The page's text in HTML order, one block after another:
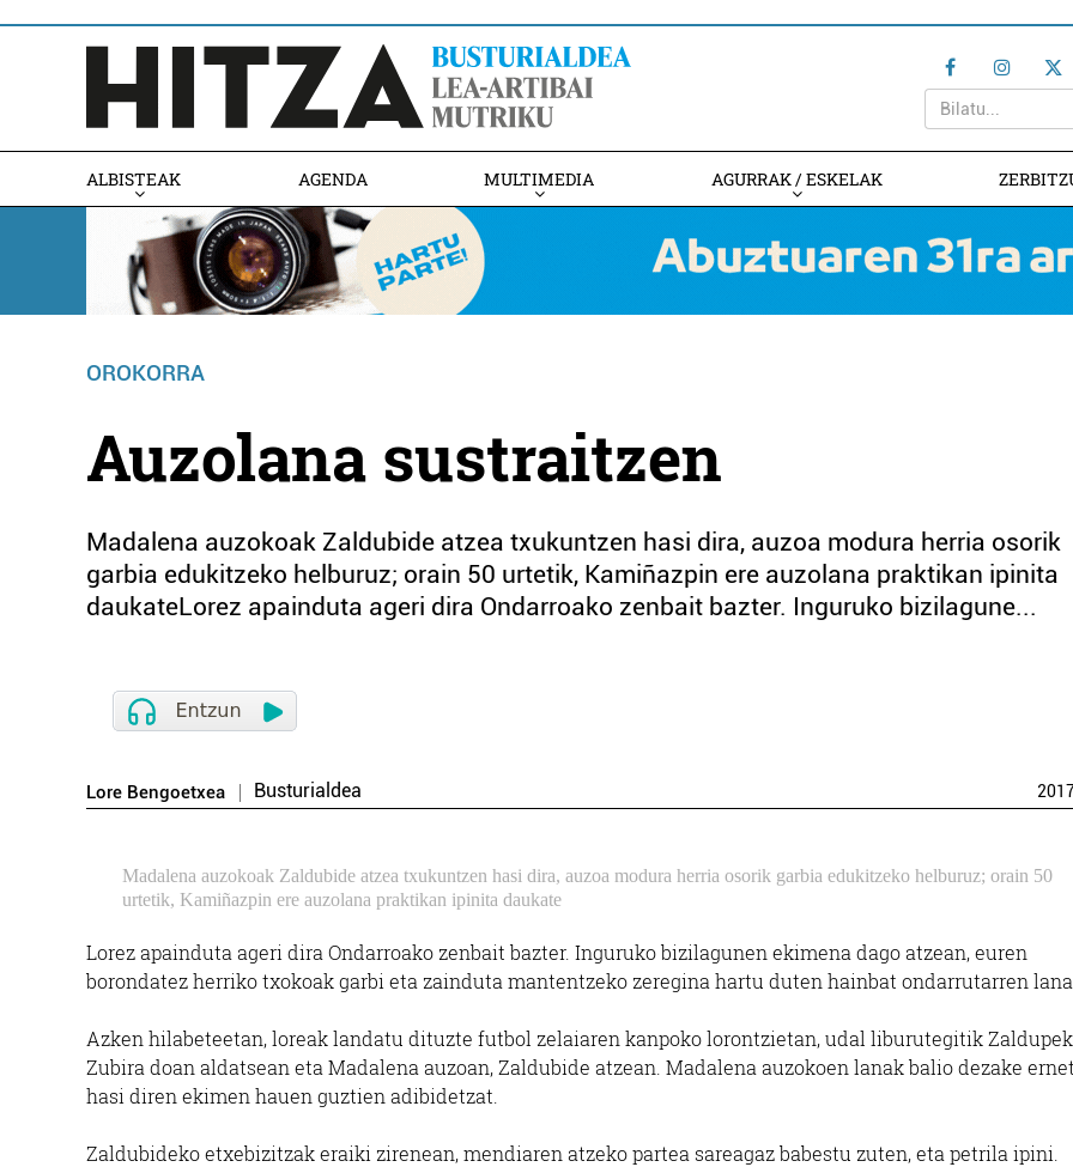
ALBISTEAK AGENDA MULTIMEDIA AGURRAK / ESKELAK
OROKORRA
Auzolana sustraitzen
Madalena auzokoak Zaldubide atzea txukuntzen hasi dira, auzoa modura herria osorik
garbia edukitzeko helburuz; orain 50 urtetik, Kamiñazpin ere auzolana praktikan ipinita
daukateLorez apainduta ageri dira Ondarroako zenbait bazter. Inguruko bizilagune...
Lore Bengoetxea Busturialdea
Madalena auzokoak Zaldubide atzea txukuntzen hasi dira, auzoa modura herria osorik garbia edukitzeko helburuz; orain 50
urtetik, Kamiñazpin ere auzolana praktikan ipinita daukate
Lorez apainduta ageri dira Ondarroako zenbait bazter. Inguruko bizilagunen ekimena dago atzean, euren
borondatez herriko txokoak garbi eta zainduta mantentzeko zeregina hartu duten hainbat ondarrutarren lana.
Azken hilabeteetan, loreak landatu dituzte futbol zelaiaren kanpoko lorontzietan, udal liburutegitik
Zubira doan aldatsean eta Madalena auzoan, Zaldubide atzean. Madalena auzokoen lanak balio dezake
hasi diren ekimen hauen guztien adibidetzat.
Zaldubideko etxebizitzak eraiki zirenean, mendiaren atzeko partea sareagaz babestu zuten, eta petrila ipini.